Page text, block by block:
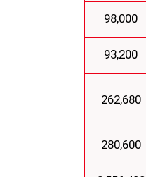
98,000
93,200
262,680
280,600